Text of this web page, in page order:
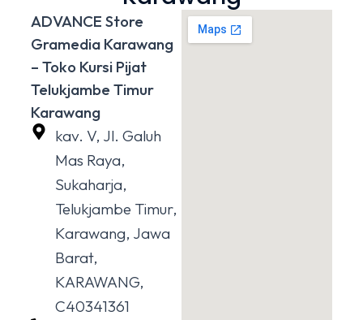
ADVANCE Store
Gramedia Karawang
– Toko Kursi Pijat
Telukjambe Timur
Karawang
kav. V, Jl. Galuh
Mas Raya,
Sukaharja,
Telukjambe Timur,
Karawang, Jawa
Barat,
KARAWANG,
C40341361